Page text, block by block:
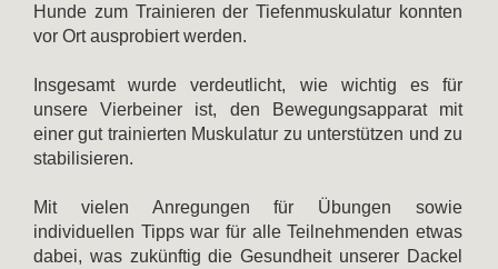
Hunde zum Trainieren der Tiefenmuskulatur konnten
vor Ort ausprobiert werden.
Insgesamt wurde verdeutlicht, wie wichtig es für
unsere Vierbeiner ist, den Bewegungsapparat mit
einer gut trainierten Muskulatur zu unterstützen und zu
stabilisieren.
Mit vielen Anregungen für Übungen sowie
individuellen Tipps war für alle Teilnehmenden etwas
dabei, was zukünftig die Gesundheit unserer Dackel